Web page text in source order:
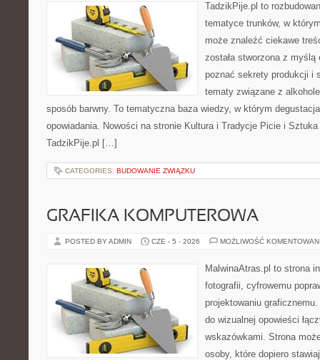
TadzikPije.pl to
tematyce trunków, w
może znaleźć ciekawe
została stworzona z
poznać sekrety produkcji i
tematy związane z
sposób barwny. To tematyczna baza wiedzy, w którym
opowiadania. Nowości na stronie Kultura i Tradycje Picie i
TadzikPije.pl […]
CATEGORIES: BUDOWANIE ZWIĄZKU
GRAFIKA KOMPUTEROWA
POSTED BY ADMIN CZE - 5 - 2026 MOŻLIWOŚĆ
MalwinaAtras.pl to strona
fotografii, cyfrowemu
projektowaniu
do wizualnej opowieści
wskazówkami. Strona
osoby, które dopiero